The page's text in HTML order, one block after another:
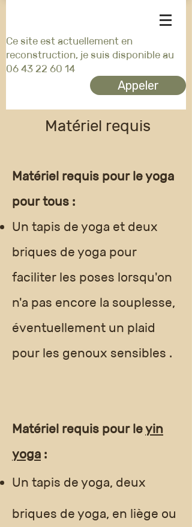
Ce site est actuellement en
reconstruction, je suis disponible au
06 43 22 60 14
Appeler
Matériel requis
Matériel requis pour le yoga
pour tous :
Un tapis de yoga et deux
briques de yoga pour
faciliter les poses lorsqu'on
n'a pas encore la souplesse,
éventuellement un plaid
pour les genoux sensibles .
Matériel requis pour leyin
yoga :
Un tapis de yoga, deux
briques de yoga, en liège ou